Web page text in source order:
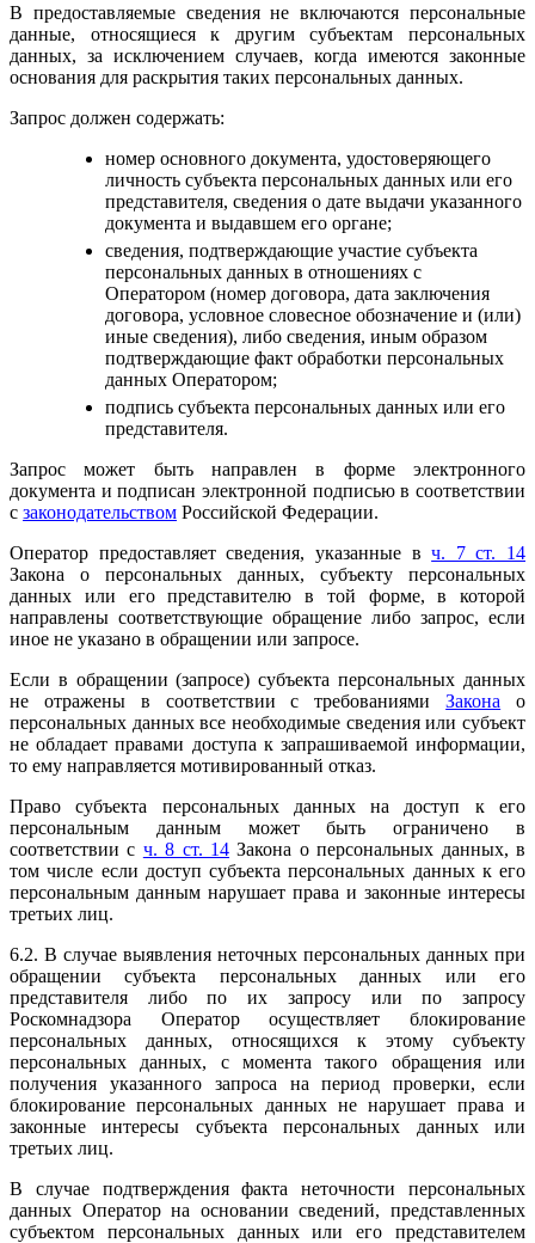
В предоставляемые сведения не включаются персональные
данные, относящиеся к другим субъектам персональных
данных, за исключением случаев, когда имеются законные
основания для раскрытия таких персональных данных.
Запрос должен содержать:
номер основного документа, удостоверяющего
личность субъекта персональных данных или его
представителя, сведения о дате выдачи указанного
документа и выдавшем его органе;
сведения, подтверждающие участие субъекта
персональных данных в отношениях с
Оператором (номер договора, дата заключения
договора, условное словесное обозначение и (или)
иные сведения), либо сведения, иным образом
подтверждающие факт обработки персональных
данных Оператором;
подпись субъекта персональных данных или его
представителя.
Запрос может быть направлен в форме электронного
документа и подписан электронной подписью в соответствии
с законодательством Российской Федерации.
Оператор предоставляет сведения, указанные вч. 7 ст. 14
Закона о персональных данных, субъекту персональных
данных или его представителю в той форме, в которой
направлены соответствующие обращение либо запрос, если
иное не указано в обращении или запросе.
Если в обращении (запросе) субъекта персональных данных
не отражены в соответствии с требованиямиЗакона о
персональных данных все необходимые сведения или субъект
не обладает правами доступа к запрашиваемой информации,
то ему направляется мотивированный отказ.
Право субъекта персональных данных на доступ к его
персональным данным может быть ограничено в
соответствии с ч. 8 ст. 14 Закона о персональных данных, в
том числе если доступ субъекта персональных данных к его
персональным данным нарушает права и законные интересы
третьих лиц.
6.2. В случае выявления неточных персональных данных при
обращении субъекта персональных данных или его
представителя либо по их запросу или по запросу
Роскомнадзора Оператор осуществляет блокирование
персональных данных, относящихся к этому субъекту
персональных данных, с момента такого обращения или
получения указанного запроса на период проверки, если
блокирование персональных данных не нарушает права и
законные интересы субъекта персональных данных или
третьих лиц.
В случае подтверждения факта неточности персональных
данных Оператор на основании сведений, представленных
субъектом персональных данных или его представителем